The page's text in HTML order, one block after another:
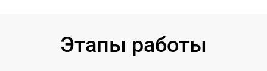
Этапы работы